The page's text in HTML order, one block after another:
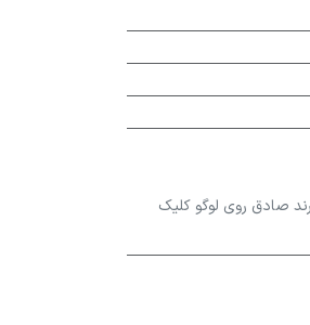
صادق روی لوگو کلیک